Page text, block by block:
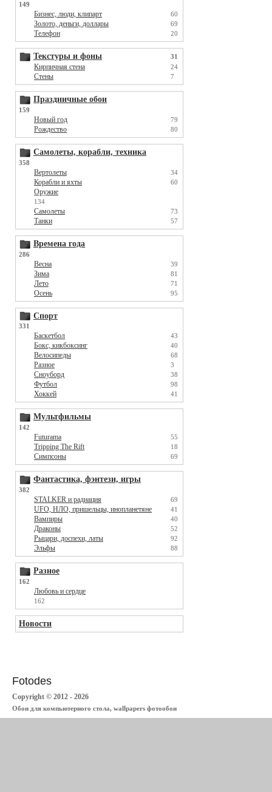
149
Бизнес, люди, клипарт 60
Золото, деньги, доллары 69
Телефон 20
Текстуры и фоны 31
Кирпичная стена 24
Стены 7
Праздничные обои
159
Новый год 79
Рождество 80
Самолеты, корабли, техника
358
Вертолеты 34
Корабли и яхты 60
Оружие
134
Самолеты 73
Танки 57
Времена года
286
Весна 39
Зима 81
Лето 71
Осень 95
Спорт
331
Баскетбол 43
Бокс, кикбоксинг 40
Велосипеды 68
Разное 3
Сноуборд 38
Футбол 98
Хоккей 41
Мультфильмы
142
Futurama 55
Tripping The Rift 18
Симпсоны 69
Фантастика, фэнтези, игры
382
STALKER и радиация 69
UFO, НЛО, пришельцы, инопланетяне 41
Вампиры 40
Драконы 52
Рыцари, доспехи, латы 92
Эльфы 88
Разное
162
Любовь и сердце
162
Новости
Fotodes
Copyright © 2012 - 2026
Обои для компьютерного стола, wallpapers фотообои